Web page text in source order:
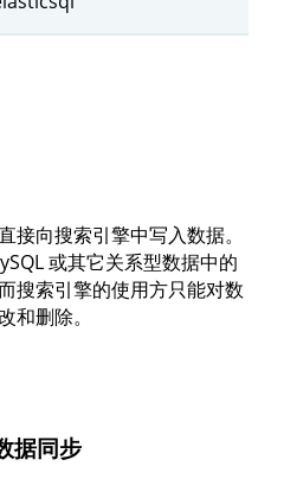
接向搜索引擎中写入数据。
或其它关系型数据中的
搜索引擎的使用方只能对数
和删除。
据同步